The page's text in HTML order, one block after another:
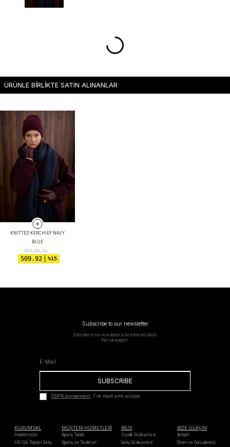
ÜRÜNLE BİRLİKTE SATIN ALINANLAR
KNITTED KERCHIEF NAVY
BLUE
599.90TL
509.92 %15
Subscribe to our newsletter
Subscribe to our newsletter to be informed about
the campaigns!
SUBSCRIBE
GDPR agreement, I've read and accept.
KURUMSAL
Hakkımızda
HE-QA Toptan Satış
MÜŞTERİ HİZMETLERİ
Sipariş Takibi
Sipariş ve Teslimat
BİLGİ
Üyelik Sözleşmesi
Satış Sözleşmesi
BİZE ULAŞIN
İletişim
Öneri ve Görüşleriniz